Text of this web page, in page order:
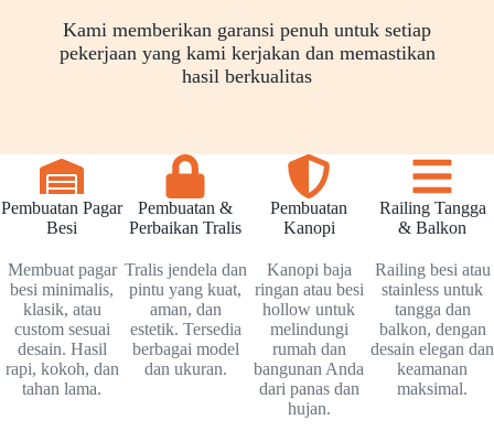
Kami memberikan garansi penuh untuk setiap
pekerjaan yang kami kerjakan dan memastikan
hasil berkualitas
Pembuatan Pagar
Besi
Membuat pagar
besi minimalis,
klasik, atau
custom sesuai
desain. Hasil
rapi, kokoh, dan
tahan lama.
Pembuatan &
Perbaikan Tralis
Tralis jendela dan
pintu yang kuat,
aman, dan
estetik. Tersedia
berbagai model
dan ukuran.
Pembuatan
Kanopi
Kanopi baja
ringan atau besi
hollow untuk
melindungi
rumah dan
bangunan Anda
dari panas dan
hujan.
Railing Tangga
& Balkon
Railing besi atau
stainless untuk
tangga dan
balkon, dengan
desain elegan dan
keamanan
maksimal.